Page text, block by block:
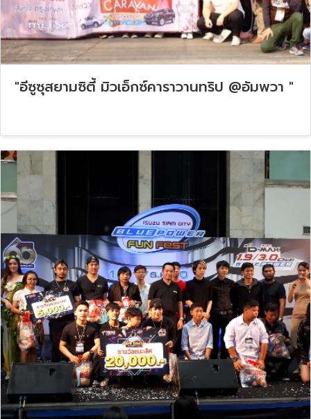
"อีซูซุสยามซิตี้ มิวเอ็กซ์คาราวานทริป @อัมพวา "